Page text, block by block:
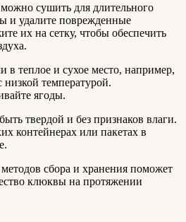
сушить для длительного
и удалите поврежденные
их на сетку, чтобы обеспечить
в теплое и сухое место, например,
низкой температурой.
ягоды.
твердой и без признаков влаги.
контейнерах или пакетах в
сбора и хранения поможет
клюквы на протяжении